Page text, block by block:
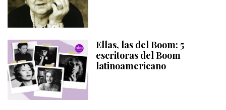
Ellas, las del Boom: 5
escritoras del Boom
latinoamericano